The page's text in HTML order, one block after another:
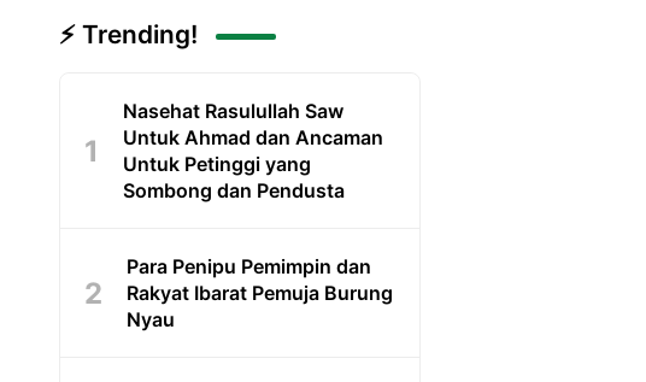
⚡ Trending!
Nasehat Rasulullah Saw
Untuk Ahmad dan Ancaman
Untuk Petinggi yang
Sombong dan Pendusta
Para Penipu Pemimpin dan
Rakyat Ibarat Pemuja Burung
Nyau